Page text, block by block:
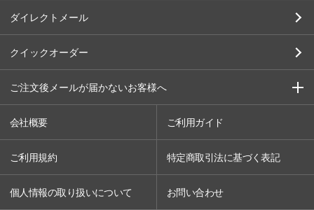
ダイレクトメール
クイックオーダー
ご注文後メールが届かないお客様へ
会社概要 ご利用ガイド
ご利用規約 特定商取引法に基づく表記
個人情報の取り扱いについて お問い合わせ